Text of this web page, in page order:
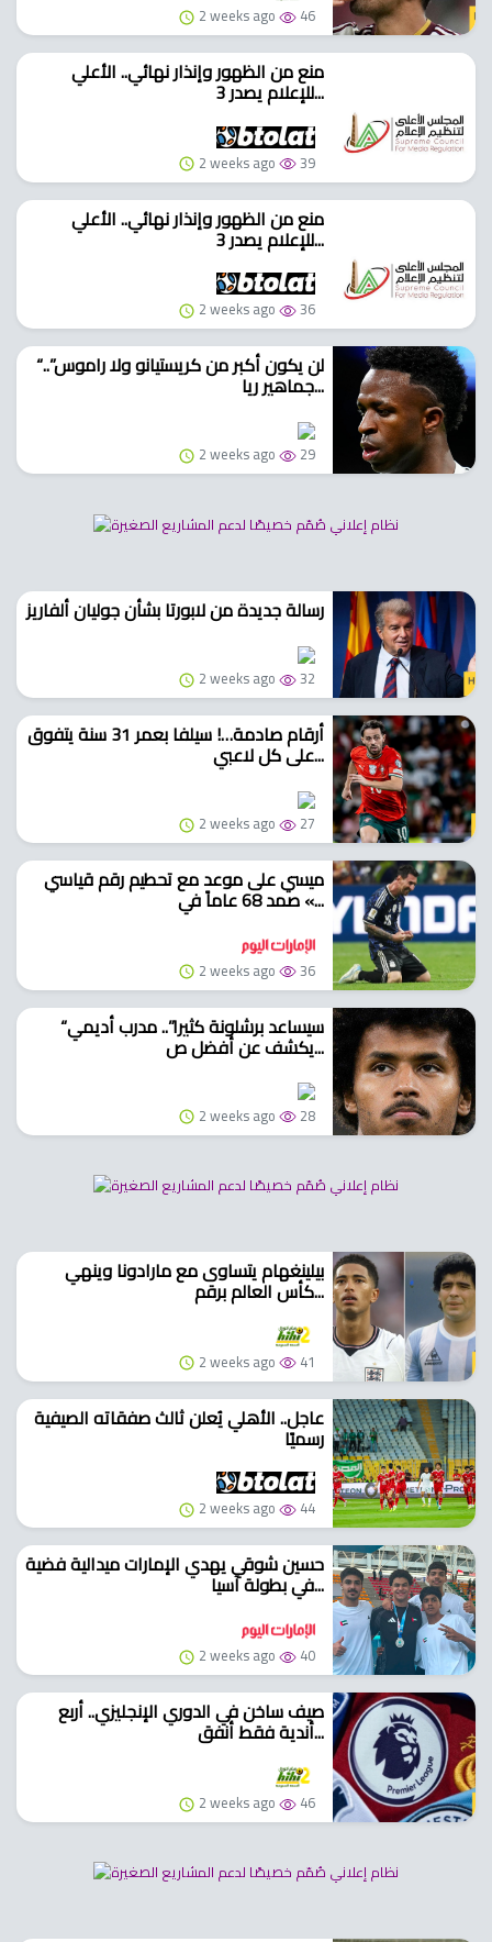
2 weeks ago 46
منع من الظهور وإنذار نهائي.. الأعلي
للإعلام يصدر 3...
2 weeks ago 39
منع من الظهور وإنذار نهائي.. الأعلي
للإعلام يصدر 3...
2 weeks ago 36
“لن يكون أكبر من كريستيانو ولا راموس”..
جماهير ريا...
2 weeks ago 29
رسالة جديدة من لابورتا بشأن جوليان ألفاريز
2 weeks ago 32
أرقام صادمة…! سيلفا بعمر 31 سنة يتفوق
على كل لاعبي...
2 weeks ago 27
ميسي على موعد مع تحطيم رقم قياسي
صمد 68 عاماً في «...
2 weeks ago 36
“سيساعد برشلونة كثيرا”.. مدرب أديمي
يكشف عن أفضل ص...
2 weeks ago 28
بيلينغهام يتساوى مع مارادونا وينهي
كأس العالم برقم...
2 weeks ago 41
عاجل.. الأهلي يُعلن ثالث صفقاته الصيفية
رسميًا
2 weeks ago 44
حسين شوقي يهدي الإمارات ميدالية فضية
في بطولة آسيا...
2 weeks ago 40
صيف ساخن في الدوري الإنجليزي.. أربع
أندية فقط أنفق...
2 weeks ago 46